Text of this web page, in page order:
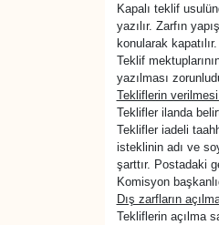
Kapalı teklif
yazılır. Zarfın
konularak
Teklif
yazılması
Tekliflerin
Teklifler ilanda
Teklifler iadeli
isteklinin adı ve
şarttır. Postadaki
Komisyon
Dış zarfların
Tekliflerin açılma